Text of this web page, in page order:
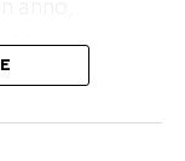
il dolore»,